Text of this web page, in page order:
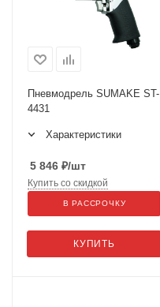
Пневмодрель SUMAKE ST-
4431
Характеристики
5 846 ₽/шт
КУПИТЬ
Купить со скидкой
В РАССРОЧКУ